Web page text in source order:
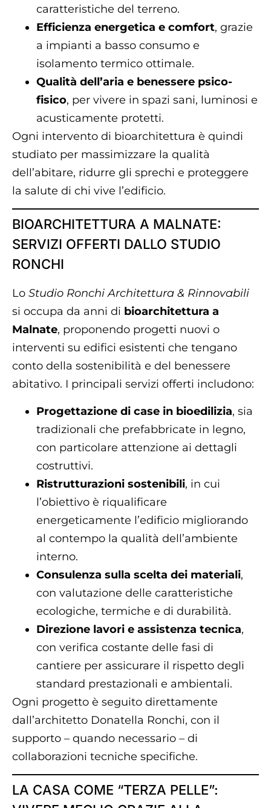
caratteristiche del terreno.
Efficienza energetica e comfort, grazie
a impianti a basso consumo e
isolamento termico ottimale.
Qualità dell’aria e benessere psico-
fisico, per vivere in spazi sani, luminosi e
acusticamente protetti.
Ogni intervento di bioarchitettura è quindi
studiato per massimizzare la qualità
dell’abitare, ridurre gli sprechi e proteggere
la salute di chi vive l’edificio.
BIOARCHITETTURA A MALNATE:
SERVIZI OFFERTI DALLO STUDIO
RONCHI
Lo Studio Ronchi Architettura & Rinnovabili
si occupa da anni di bioarchitettura a
Malnate, proponendo progetti nuovi o
interventi su edifici esistenti che tengano
conto della sostenibilità e del benessere
abitativo. I principali servizi offerti includono:
Progettazione di case in bioedilizia, sia
tradizionali che prefabbricate in legno,
con particolare attenzione ai dettagli
costruttivi.
Ristrutturazioni sostenibili, in cui
l’obiettivo è riqualificare
energeticamente l’edificio migliorando
al contempo la qualità dell’ambiente
interno.
Consulenza sulla scelta dei materiali,
con valutazione delle caratteristiche
ecologiche, termiche e di durabilità.
Direzione lavori e assistenza tecnica,
con verifica costante delle fasi di
cantiere per assicurare il rispetto degli
standard prestazionali e ambientali.
Ogni progetto è seguito direttamente
dall’architetto Donatella Ronchi, con il
supporto – quando necessario – di
collaborazioni tecniche specifiche.
LA CASA COME “TERZA PELLE”: